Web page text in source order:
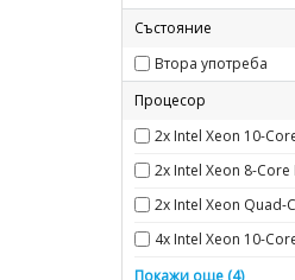
700
800
Състояние
Втора употреба
Процесор
2x Intel Xeon 10-
2x Intel Xeon 8-Core
2x Intel Xeon Quad-
4x Intel Xeon 10-
4x Intel Xeon 15-Core
Покажи още (4)